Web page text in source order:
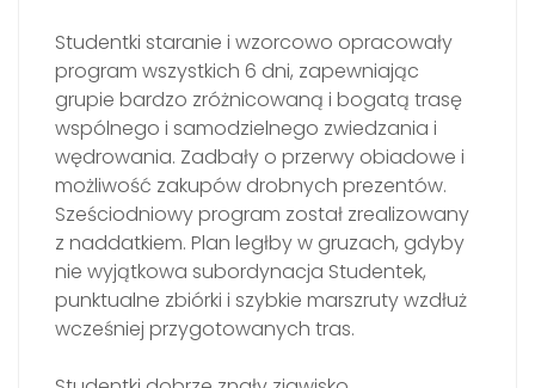
Studentki staranie i wzorcowo opracowały
program wszystkich 6 dni, zapewniając
grupie bardzo zróżnicowaną i bogatą trasę
wspólnego i samodzielnego zwiedzania i
wędrowania. Zadbały o przerwy obiadowe i
możliwość zakupów drobnych prezentów.
Sześciodniowy program został zrealizowany
z naddatkiem. Plan ległby w gruzach, gdyby
nie wyjątkowa subordynacja Studentek,
punktualne zbiórki i szybkie marszruty wzdłuż
wcześniej przygotowanych tras.